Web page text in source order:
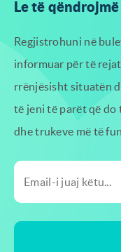
Le të
Regjistrohuni në
informuar për të
rrënjësisht situatën
të jeni të parët që do
dhe trukeve më të